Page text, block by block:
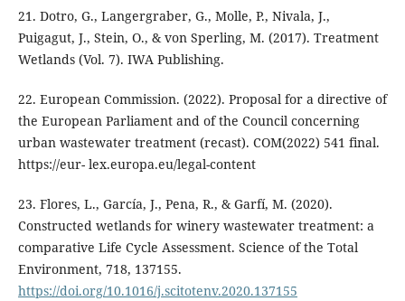
21. Dotro, G., Langergraber, G., Molle, P., Nivala, J.,
Puigagut, J., Stein, O., & von Sperling, M. (2017). Treatment
Wetlands (Vol. 7). IWA Publishing.
22. European Commission. (2022). Proposal for a directive of
the European Parliament and of the Council concerning
urban wastewater treatment (recast). COM(2022) 541 final.
https://eur- lex.europa.eu/legal-content
23. Flores, L., García, J., Pena, R., & Garfí, M. (2020).
Constructed wetlands for winery wastewater treatment: a
comparative Life Cycle Assessment. Science of the Total
Environment, 718, 137155.
https://doi.org/10.1016/j.scitotenv.2020.137155